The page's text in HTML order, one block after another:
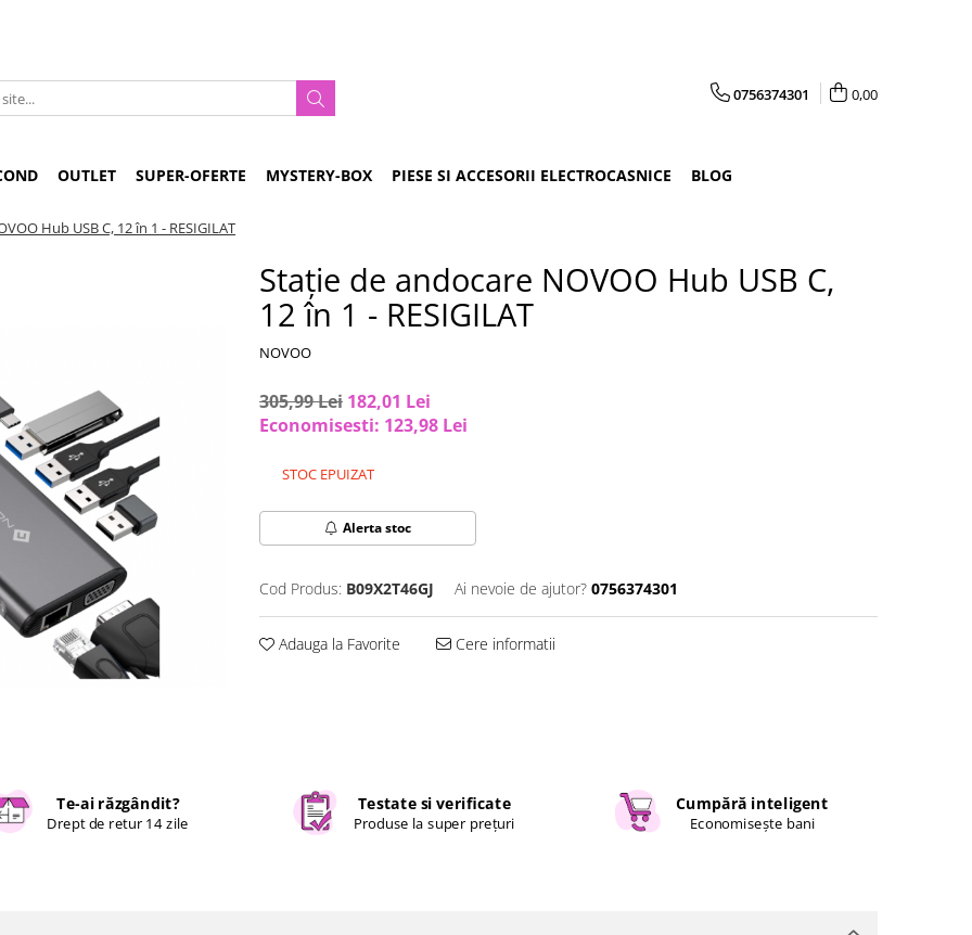
0756374301 0,00
OUTLET SUPER-OFERTE MYSTERY-BOX PIESE SI ACCESORII ELECTROCASNICE BLOG
Hub USB C, 12 în 1 - RESIGILAT
Stație de andocare NOVOO Hub USB C,
12 în 1 - RESIGILAT
NOVOO
305,99 Lei 182,01 Lei
Economisesti: 123,98 Lei
STOC EPUIZAT
Alerta stoc
Cod Produs: B09X2T46GJ Ai nevoie de ajutor? 0756374301
Adauga la Favorite Cere informatii
Te-ai răzgândit?
Drept de retur 14 zile
Testate si verificate
Produse la super prețuri
Cumpără inteligent
Economisește bani